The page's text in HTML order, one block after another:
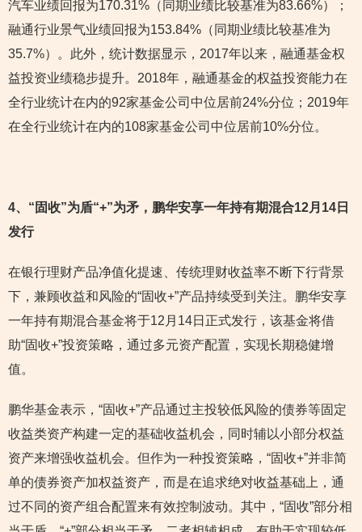
汽车业绩回报为170.31%（同期业绩比较基准为83.66%）；
融通行业景气业绩回报为153.84%（同期业绩比较基准为
35.7%）。此外，统计数据显示，2017年以来，融通基金权
益投资业绩稳步提升。2018年，融通基金的权益投资能力在
全行业统计在内的92家基金公司中位居前24%分位；2019年
在全行业统计在内的108家基金公司中位居前10%分位。
4、“固收”为盾“+”为矛，鹏华安享一年持有期混合12月14日
发行
在银行理财产品净值化提速、传统理财收益率不断下行背景
下，兼顾收益和风险的“固收+”产品持续受到关注。鹏华安享
一年持有期混合基金将于12月14日正式发行，该基金将借
助“固收+”投资策略，通过多元资产配置，实现长期稳健增
值。
鹏华基金表示，“固收+”产品通过主投较低风险的债券等固定
收益类资产构建一定的基础收益机会，同时辅以小部分权益
资产来增强收益机会。但作为一种投资策略，“固收+”并非简
单的债券资产加权益资产，而是在追求绝对收益基础上，通
过不同的资产组合配置来有效控制波动。其中，“固收”部分相